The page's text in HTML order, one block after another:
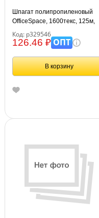
Шпагат полипропиленовый
OfficeSpace, 1600текс, 125м,
Код: р329546
126.46 ₽ОПТ
В корзину